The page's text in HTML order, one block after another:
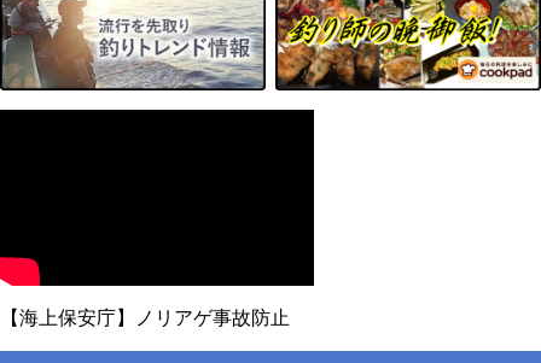
【海上保安庁】ノリアゲ事故防止